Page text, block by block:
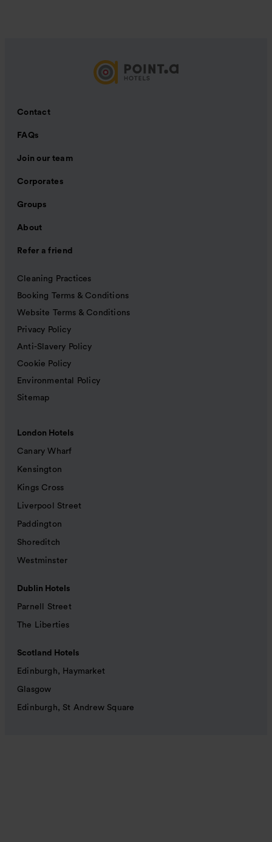
Contact
FAQs
Join our team
Corporates
Groups
About
Refer a friend
Cleaning Practices
Booking Terms & Conditions
Website Terms & Conditions
Privacy Policy
Anti-Slavery Policy
Cookie Policy
Environmental Policy
Sitemap
London Hotels
Canary Wharf
Kensington
Kings Cross
Liverpool Street
Paddington
Shoreditch
Westminster
Dublin Hotels
Parnell Street
The Liberties
Scotland Hotels
Edinburgh, Haymarket
Glasgow
Edinburgh, St Andrew Square